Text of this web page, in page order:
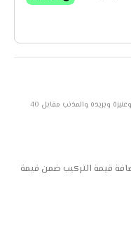
الدفع عند الإستلام متاح حاليا بالرياض وجدة والقصيم وعنيزة وبريده والمذنب مقابل 40
قيمة التركيب ضمن قيمة